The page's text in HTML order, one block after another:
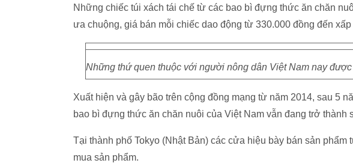
Những chiếc túi xách tái chế từ các bao bì đựng thức ăn chăn
ưa chuộng, giá bán mỗi chiếc dao động từ 330.000 đồng đến
Những thứ quen thuộc với người nông dân Việt Nam nay
Xuất hiện và gây bão trên cộng đồng mạng từ năm 2014, sau 5
bao bì đựng thức ăn chăn nuôi của Việt Nam vẫn đang trở thành
Tại thành phố Tokyo (Nhật Bản) các cửa hiệu bày bán sản phẩm
mua sản phẩm.